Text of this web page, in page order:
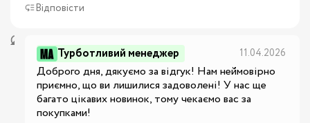
Відповісти
Турботливий менеджер 11.04.2026
Доброго дня, дякуємо за відгук! Нам неймовірно
приємно, що ви лишилися задоволені! У нас ще
багато цікавих новинок, тому чекаємо вас за
покупками!